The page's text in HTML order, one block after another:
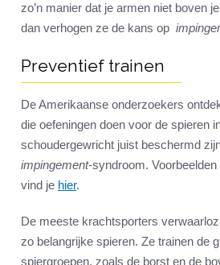
zo’n manier dat je armen niet boven
dan verhogen ze de kans op
Preventief trainen
De Amerikaanse onderzoekers
die oefeningen doen voor de spieren
schoudergewricht juist beschermd
impingement-syndroom.
vind je hier.
De meeste krachtsporters
zo belangrijke spieren. Ze trainen de
spiergroepen, zoals de borst en de